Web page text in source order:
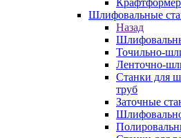
Шлифовальные
Назад
Точильно-
Ленточно-
Станки для
труб
Заточные